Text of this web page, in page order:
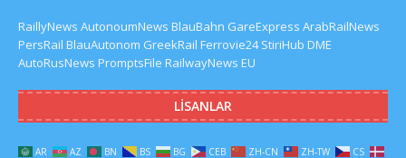
RaillyNews AutonoumNews BlauBahn GareExpress ArabRailNews
PersRail BlauAutonom GreekRail Ferrovie24 StiriHub DME
AutoRusNews PromptsFile RailwayNews EU
LISANLAR
AR AZ BN BS BG CEB ZH-CN ZH-TW
CS